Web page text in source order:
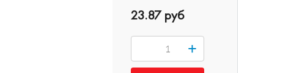
23.87 руб
+